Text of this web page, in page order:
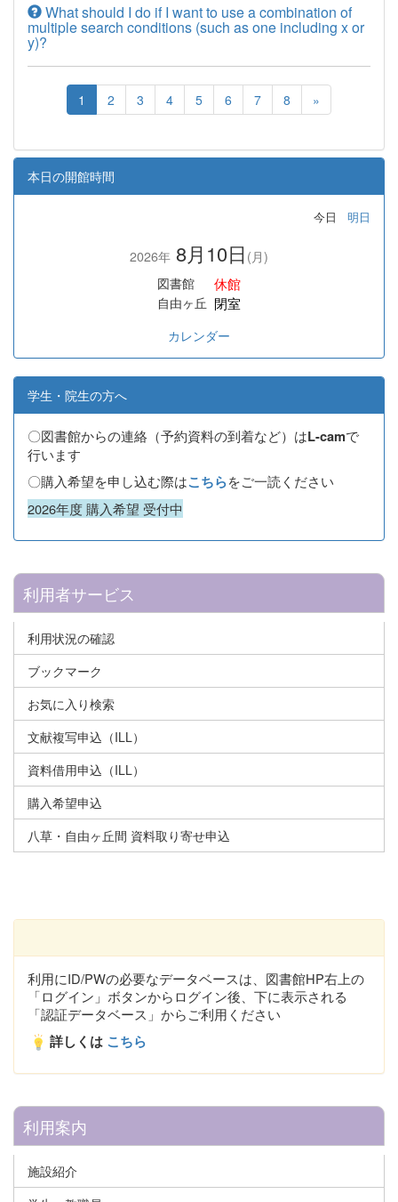
What should I do if I want to use a combination of
multiple search conditions (such as one including x or
y)?
1 2 3 4 5 6 7 8 »
本日の開館時間
今日 明日
2026年 8月10日 (月)
図書館
休館
自由ヶ丘 閉室
カレンダー
学生・院生の方へ
〇図書館からの連絡（予約資料の到着など）はL-camで
行います
〇購入希望を申し込む際はこちらをご一読ください
2026年度 購入希望 受付中
利用者サービス
利用状況の確認
ブックマーク
お気に入り検索
文献複写申込（ILL）
資料借用申込（ILL）
購入希望申込
八草・自由ヶ丘間 資料取り寄せ申込
利用にID/PWの必要なデータベースは、図書館HP右上の
「ログイン」ボタンからログイン後、下に表示される
「認証データベース」からご利用ください
詳しくは こちら
利用案内
施設紹介